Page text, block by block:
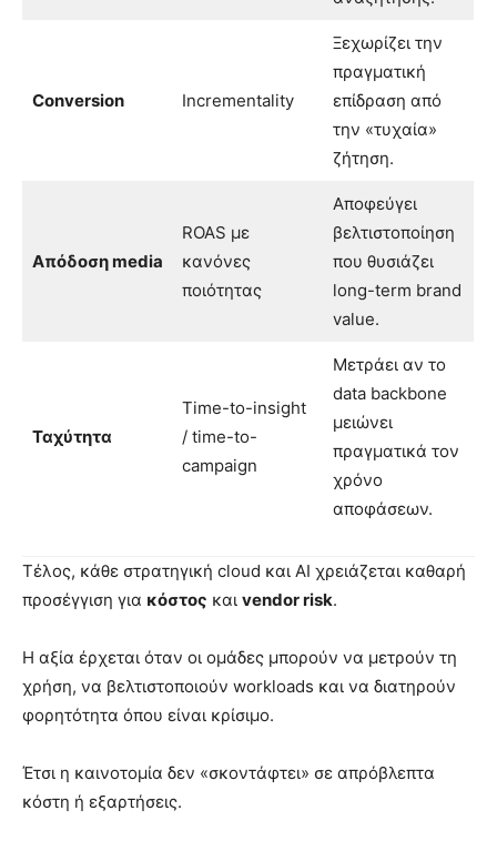
Conversion Incrementality
Ξεχωρίζει την
πραγματική
επίδραση από
την «τυχαία»
ζήτηση.
Απόδοση media
ROAS με
κανόνες
ποιότητας
Αποφεύγει
βελτιστοποίηση
που θυσιάζει
long-term brand
value.
Ταχύτητα
Time-to-insight
/ time-to-
campaign
Μετράει αν το
data backbone
μειώνει
πραγματικά τον
χρόνο
αποφάσεων.
Τέλος, κάθε στρατηγική cloud και AI χρειάζεται καθαρή
προσέγγιση για κόστος και vendor risk.
Η αξία έρχεται όταν οι ομάδες μπορούν να μετρούν τη
χρήση, να βελτιστοποιούν workloads και να διατηρούν
φορητότητα όπου είναι κρίσιμο.
Έτσι η καινοτομία δεν «σκοντάφτει» σε απρόβλεπτα
κόστη ή εξαρτήσεις.